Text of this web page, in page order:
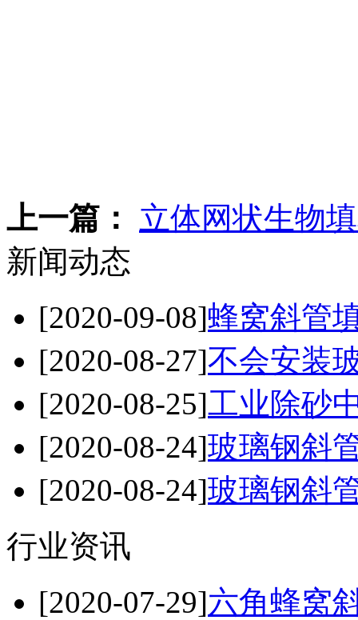
上一篇：
立体网状生物
新闻动态
[2020-09-08]蜂窝斜管
[2020-08-27]不会安装
[2020-08-25]工业除砂
[2020-08-24]玻璃钢斜
[2020-08-24]玻璃钢斜
行业资讯
[2020-07-29]六角蜂窝